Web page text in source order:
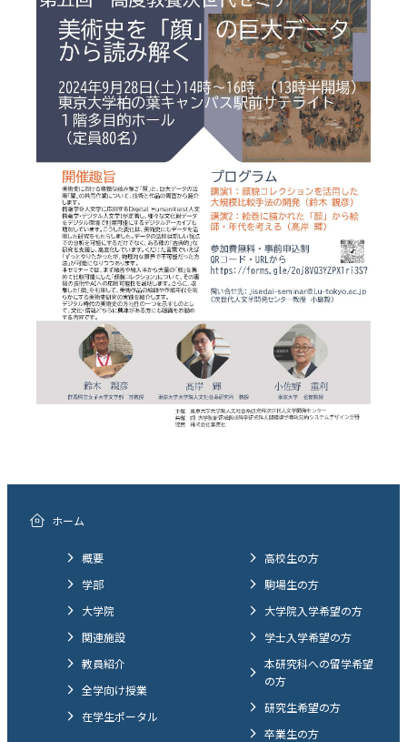
ホーム
概要
学部
大学院
関連施設
教員紹介
全学向け授業
在学生ポータル
高校生の方
駒場生の方
大学院入学希望の方
学士入学希望の方
本研究科への留学希望
の方
研究生希望の方
卒業生の方